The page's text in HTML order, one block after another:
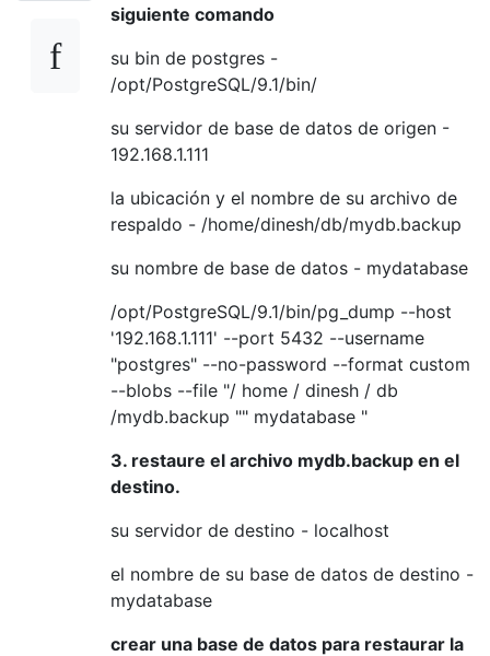
siguiente comando
su bin de postgres -
/opt/PostgreSQL/9.1/bin/
su servidor de base de datos de origen -
192.168.1.111
la ubicación y el nombre de su archivo de
respaldo - /home/dinesh/db/mydb.backup
su nombre de base de datos - mydatabase
/opt/PostgreSQL/9.1/bin/pg_dump --host
'192.168.1.111' --port 5432 --username
"postgres" --no-password --format custom
--blobs --file "/ home / dinesh / db
/mydb.backup "" mydatabase "
3. restaure el archivo mydb.backup en el
destino.
su servidor de destino - localhost
el nombre de su base de datos de destino -
mydatabase
crear una base de datos para restaurar la